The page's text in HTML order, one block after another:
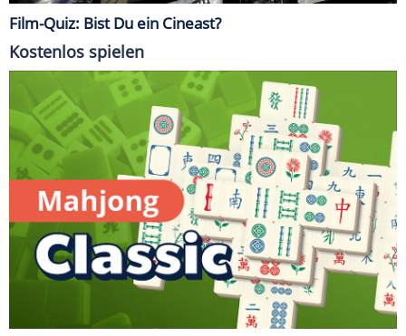
Film-Quiz: Bist Du ein Cineast?
Kostenlos spielen